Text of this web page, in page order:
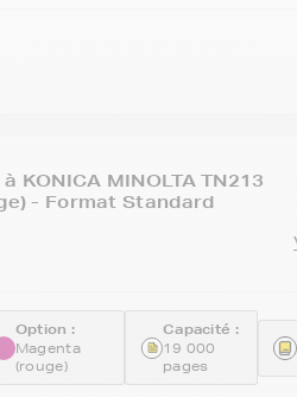
KONICA MINOLTA TN213
- Format Standard
Option :
Magenta
(rouge)
Capacité :
19 000
pages